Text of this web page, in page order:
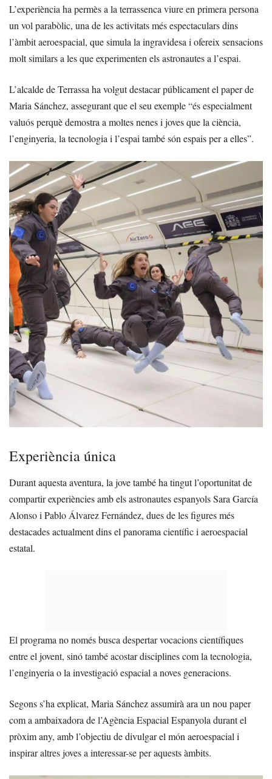
L’experiència ha permès a la terrassenca viure en primera persona
un vol parabòlic, una de les activitats més espectaculars dins
l’àmbit aeroespacial, que simula la ingravidesa i ofereix sensacions
molt similars a les que experimenten els astronautes a l’espai.
L’alcalde de Terrassa ha volgut destacar públicament el paper de
Maria Sánchez, assegurant que el seu exemple “és especialment
valuós perquè demostra a moltes nenes i joves que la ciència,
l’enginyeria, la tecnologia i l’espai també són espais per a elles”.
Experiència única
Durant aquesta aventura, la jove també ha tingut l’oportunitat de
compartir experiències amb els astronautes espanyols Sara García
Alonso i Pablo Álvarez Fernández, dues de les figures més
destacades actualment dins el panorama científic i aeroespacial
estatal.
El programa no només busca despertar vocacions científiques
entre el jovent, sinó també acostar disciplines com la tecnologia,
l’enginyeria o la investigació espacial a noves generacions.
Segons s’ha explicat, Maria Sánchez assumirà ara un nou paper
com a ambaixadora de l’Agència Espacial Espanyola durant el
pròxim any, amb l’objectiu de divulgar el món aeroespacial i
inspirar altres joves a interessar-se per aquests àmbits.